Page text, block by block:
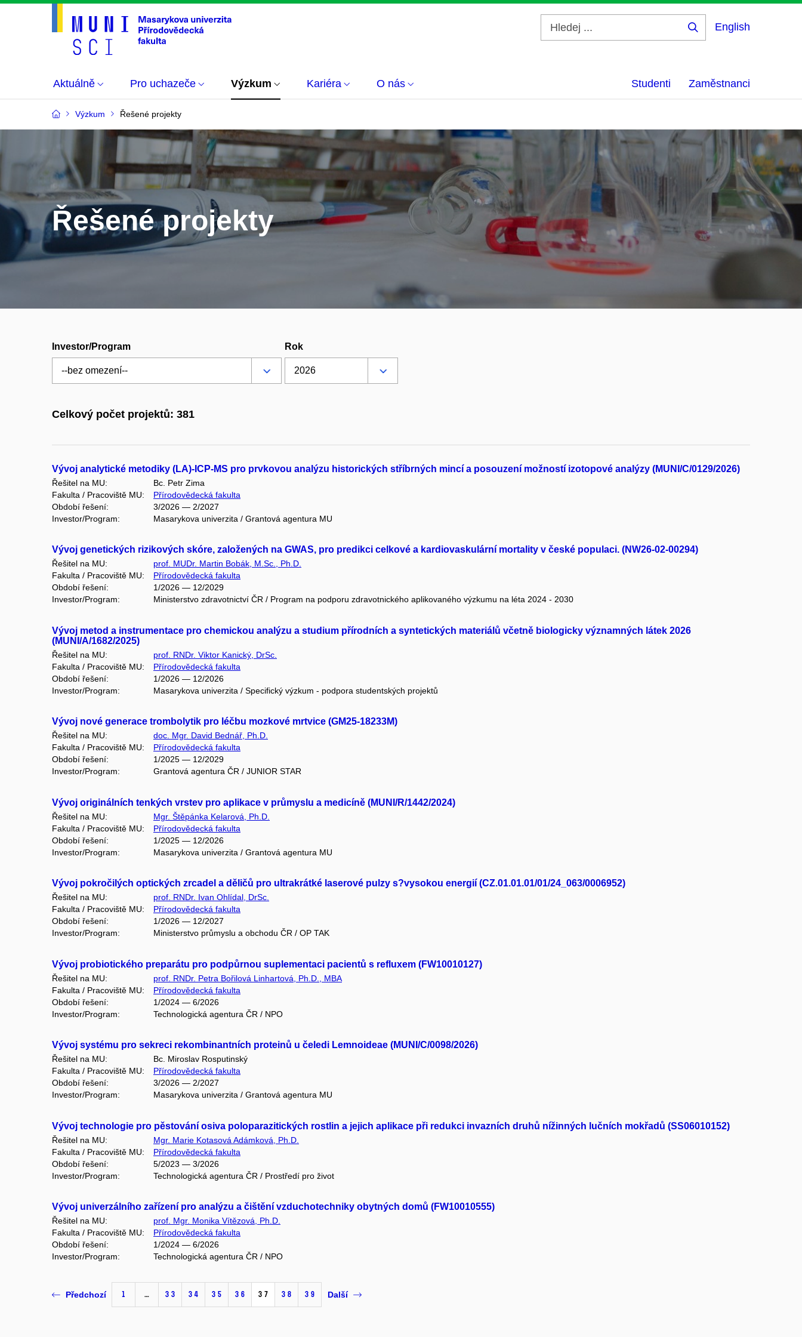
English
Aktuálně Pro uchazeče Výzkum Kariéra O nás Studenti Zaměstnanci
Výzkum Řešené projekty
Řešené projekty
Investor/Program Rok
Celkový počet projektů: 381
Vývoj analytické metodiky (LA)-ICP-MS pro prvkovou analýzu historických stříbrných mincí a posouzení možností izotopové analýzy (MUNI/C/0129/2026)
Řešitel na MU:
Bc. Petr Zima
Fakulta / Pracoviště MU:
Přírodovědecká fakulta
Období řešení:
3/2026 — 2/2027
Investor/Program:
Masarykova univerzita / Grantová agentura MU
Vývoj genetických rizikových skóre, založených na GWAS, pro predikci celkové a kardiovaskulární mortality v české populaci. (NW26-02-00294)
Řešitel na MU:
prof. MUDr. Martin Bobák, M.Sc., Ph.D.
Fakulta / Pracoviště MU:
Přírodovědecká fakulta
Období řešení:
1/2026 — 12/2029
Investor/Program:
Ministerstvo zdravotnictví ČR / Program na podporu zdravotnického aplikovaného výzkumu na léta 2024 - 2030
Vývoj metod a instrumentace pro chemickou analýzu a studium přírodních a syntetických materiálů včetně biologicky významných látek 2026
(MUNI/A/1682/2025)
Řešitel na MU:
prof. RNDr. Viktor Kanický, DrSc.
Fakulta / Pracoviště MU:
Přírodovědecká fakulta
Období řešení:
1/2026 — 12/2026
Investor/Program:
Masarykova univerzita / Specifický výzkum - podpora studentských projektů
Vývoj nové generace trombolytik pro léčbu mozkové mrtvice (GM25-18233M)
Řešitel na MU:
doc. Mgr. David Bednář, Ph.D.
Fakulta / Pracoviště MU:
Přírodovědecká fakulta
Období řešení:
1/2025 — 12/2029
Investor/Program:
Grantová agentura ČR / JUNIOR STAR
Vývoj originálních tenkých vrstev pro aplikace v průmyslu a medicíně (MUNI/R/1442/2024)
Řešitel na MU:
Mgr. Štěpánka Kelarová, Ph.D.
Fakulta / Pracoviště MU:
Přírodovědecká fakulta
Období řešení:
1/2025 — 12/2026
Investor/Program:
Masarykova univerzita / Grantová agentura MU
Vývoj pokročilých optických zrcadel a děličů pro ultrakrátké laserové pulzy s?vysokou energií (CZ.01.01.01/01/24_063/0006952)
Řešitel na MU:
prof. RNDr. Ivan Ohlídal, DrSc.
Fakulta / Pracoviště MU:
Přírodovědecká fakulta
Období řešení:
1/2026 — 12/2027
Investor/Program:
Ministerstvo průmyslu a obchodu ČR / OP TAK
Vývoj probiotického preparátu pro podpůrnou suplementaci pacientů s refluxem (FW10010127)
Řešitel na MU:
prof. RNDr. Petra Bořilová Linhartová, Ph.D., MBA
Fakulta / Pracoviště MU:
Přírodovědecká fakulta
Období řešení:
1/2024 — 6/2026
Investor/Program:
Technologická agentura ČR / NPO
Vývoj systému pro sekreci rekombinantních proteinů u čeledi Lemnoideae (MUNI/C/0098/2026)
Řešitel na MU:
Bc. Miroslav Rosputinský
Fakulta / Pracoviště MU:
Přírodovědecká fakulta
Období řešení:
3/2026 — 2/2027
Investor/Program:
Masarykova univerzita / Grantová agentura MU
Vývoj technologie pro pěstování osiva poloparazitických rostlin a jejich aplikace při redukci invazních druhů nížinných lučních mokřadů (SS06010152)
Řešitel na MU:
Mgr. Marie Kotasová Adámková, Ph.D.
Fakulta / Pracoviště MU:
Přírodovědecká fakulta
Období řešení:
5/2023 — 3/2026
Investor/Program:
Technologická agentura ČR / Prostředí pro život
Vývoj univerzálního zařízení pro analýzu a čištění vzduchotechniky obytných domů (FW10010555)
Řešitel na MU:
prof. Mgr. Monika Vítězová, Ph.D.
Fakulta / Pracoviště MU:
Přírodovědecká fakulta
Období řešení:
1/2024 — 6/2026
Investor/Program:
Technologická agentura ČR / NPO
Předchozí 1 … 33 34 35 36 37 38 39 Další